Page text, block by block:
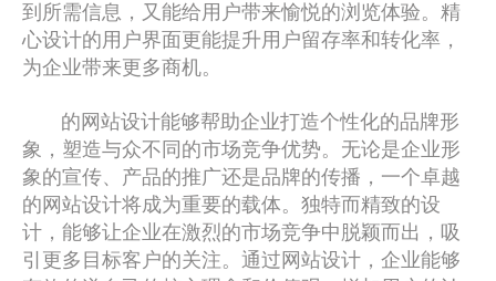
到所需信息，又能给用户带来愉悦的浏览体验。精
心设计的用户界面更能提升用户留存率和转化率，
为企业带来更多商机。
的网站设计能够帮助企业打造个性化的品牌形
象，塑造与众不同的市场竞争优势。无论是企业形
象的宣传、产品的推广还是品牌的传播，一个卓越
的网站设计将成为重要的载体。独特而精致的设
计，能够让企业在激烈的市场竞争中脱颖而出，吸
引更多目标客户的关注。通过网站设计，企业能够